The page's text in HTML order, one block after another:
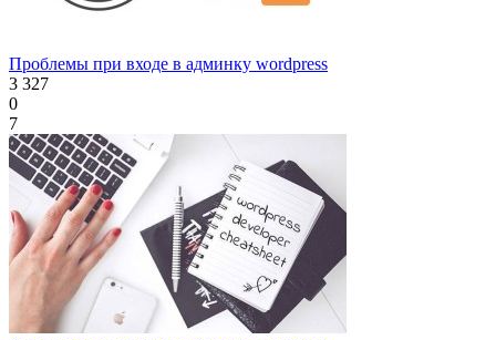
Проблемы при входе в админку wordpress
3 327
0
7